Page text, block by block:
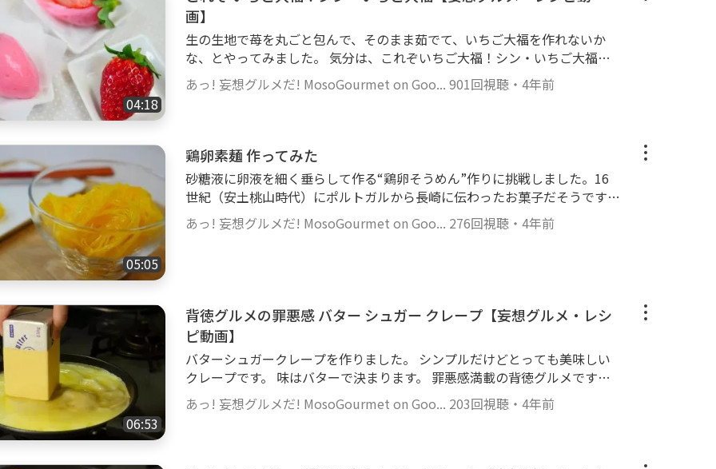
04:18
画】
生の生地で苺を丸ごと包んで、そのまま茹でて、いちご大福を作れないか
な、とやってみました。 気分は、これぞいちご大福！シン・いちご大福で
す。 （ってまあ大福じゃなくて白玉だんごなんですけれども。） *レシピ*
（9個分） １．白玉粉 90gに砂糖 15gを入れ混ぜる。 ２．水 90mlを赤の食
耳たぶくらいのかたさになるように水の量を調整する。（今回 75ml入れま
した） ４．イチゴはよく洗い、ヘタを切り落とす。ヘタは使うのでとって
おく。 ５．（３）を1個あたり20g、9個に分ける。 ６．（５）を丸く広
げ、白あん 5gをのせ、（４）のイチゴをのせ包む。 ７．爪楊枝の上部分で
（６）に点々をつける。少し深めにつけるとよい。 ８．沸騰したお湯で3分
ジョンも作りましたが、茹でることによって、どうしてもヘタが変色しがち
だったので、最終的にこの作り方で落ち着きました。 #妄想グルメ #レシピ
動画
あっ! 妄想グルメだ! MosoGourmet on Goo... 901回視聴 ・ 4年前
05:05
鶏卵素麺 作ってみた
砂糖液に卵液を細く垂らして作る“鶏卵そうめん”作りに挑戦しました。16
世紀（安土桃山時代）にポルトガルから長崎に伝わったお菓子だそうです。
ポルトガルではfios de ovos、タイにもFoi Thongという同じようなお菓子
があるそうです。この鶏卵そうめん、今まで食べたことのない 味と食感で
１．卵 5個は卵黄を取り出す。殻を割った後に残った卵白 小さじ 1も一緒に
合わせておく。 ２．濾し、よく混ぜる。 ３．2ミリほどの穴の空いた入れ
物に入れておく。 砂糖液を作ります ４．鍋に砂糖 600g、水 800gを入れ火
にかける。 ５．沸騰したら中火で10分煮詰める。 ６．弱火にし（３）を細
く流し入れる。 ７．やや強火にし1分ちょい加熱し、火を止める。 ８．な
んとなく形を整え、バットなどに取り出す。 ９．砂糖液を切りながら30分
ほど乾かす。 １０．ほんとうにできました。ちょっとびっくり。 #鶏卵素
あっ! 妄想グルメだ! MosoGourmet on Goo... 276回視聴 ・ 4年前
06:53
背徳グルメの罪悪感 バター シュガー クレープ【妄想グルメ・レシ
ピ動画】
バターシュガークレープを作りました。 シンプルだけどとっても美味しい
クレープです。 味はバターで決まります。 罪悪感満載の背徳グルメです
が、お好みでレモンをひと絞りすると、爽やかに。 *レシピ*（21センチ フ
ライパン 10枚分） １．薄力粉 100gはふるう。 ２．砂糖 25g、塩 ひとつま
あっ! 妄想グルメだ! MosoGourmet on Goo... 203回視聴 ・ 4年前